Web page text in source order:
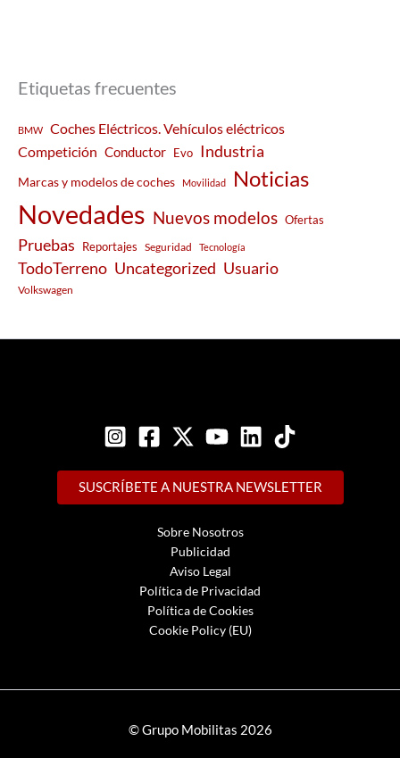
Etiquetas frecuentes
BMW
Coches Eléctricos. Vehículos eléctricos
Competición Conductor Evo Industria
Marcas y modelos de coches Movilidad Noticias
Novedades Nuevos modelos Ofertas
Pruebas Reportajes Seguridad Tecnología
TodoTerreno Uncategorized Usuario
Volkswagen
SUSCRÍBETE A NUESTRA NEWSLETTER
Sobre Nosotros
Publicidad
Aviso Legal
Política de Privacidad
Política de Cookies
Cookie Policy (EU)
© Grupo Mobilitas 2026